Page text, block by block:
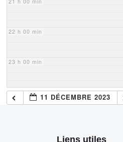
22 h 00 min
23 h 00 min
11 DÉCEMBRE 2023
Liens utiles